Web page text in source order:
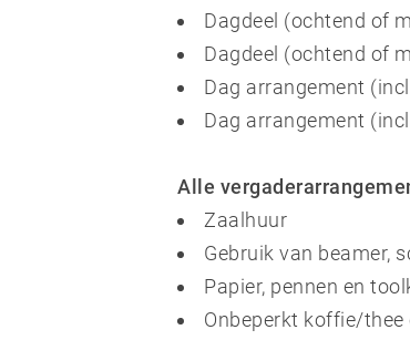
Dagdeel (ochtend of
Dagdeel (ochtend of
Dag arrangement
Dag arrangement
Alle
Zaalhuur
Gebruik van beamer,
Papier, pennen en
Onbeperkt koffie/thee